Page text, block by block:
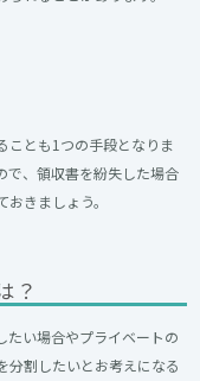
ことも1つの手段となりま
で、領収書を紛失した場合
きましょう。
？
たい場合やプライベートの
分割したいとお考えになる